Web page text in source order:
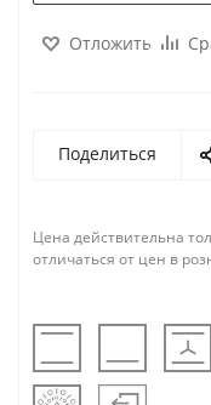
Отложить
Поделиться
Цена действительна
отличаться от цен в